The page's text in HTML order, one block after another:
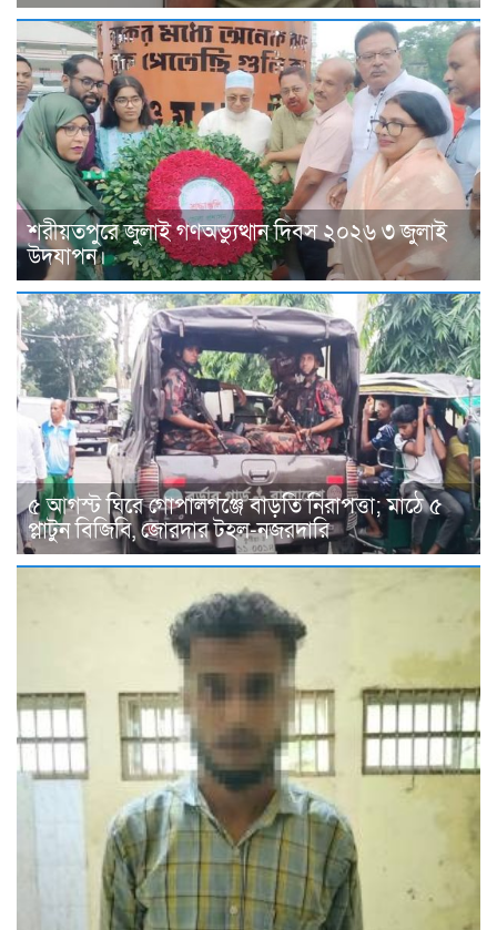
শরীয়তপুরে জুলাই গণঅভ্যুত্থান দিবস ২০২৬ ৩ জুলাই
উদযাপন।
৫ আগস্ট ঘিরে গোপালগঞ্জে বাড়তি নিরাপত্তা; মাঠে ৫
প্লাটুন বিজিবি, জোরদার টহল-নজরদারি